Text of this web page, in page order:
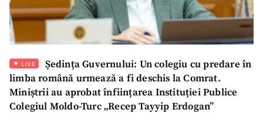
LIVE
Ședința Guvernului: Un colegiu cu predare în
limba română urmează a fi deschis la Comrat.
Miniștrii au aprobat înființarea Instituției Publice
Colegiul Moldo-Turc „Recep Tayyip Erdogan”
Link media+ Link media
Mesajul știrei
+ Mesajul știrei
CONTACT SURSĂ